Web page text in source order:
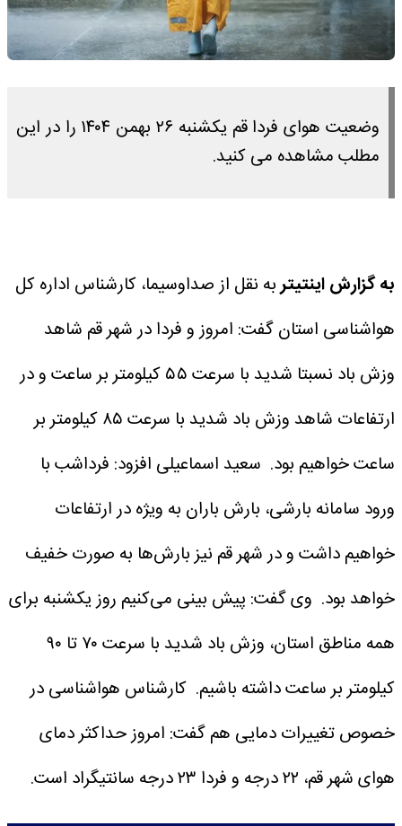
وضعیت هوای فردا قم یکشنبه ۲۶ بهمن ۱۴۰۴ را در این
مطلب مشاهده می کنید.
به گزارش اینتیتربه نقل از صداوسیما، کارشناس اداره کل
هواشناسی استان گفت: امروز و فردا در شهر قم شاهد
وزش باد نسبتا شدید با سرعت ۵۵ کیلومتر بر ساعت و در
ارتفاعات شاهد وزش باد شدید با سرعت ۸۵ کیلومتر بر
ساعت خواهیم بود. سعید اسماعیلی افزود: فرداشب با
ورود سامانه بارشی، بارش باران به ویژه در ارتفاعات
خواهیم داشت و در شهر قم نیز بارش‌ها به صورت خفیف
خواهد بود. وی گفت: پیش بینی می‌کنیم روز یکشنبه برای
همه مناطق استان، وزش باد شدید با سرعت ۷۰ تا ۹۰
کیلومتر بر ساعت داشته باشیم. کارشناس هواشناسی در
خصوص تغییرات دمایی هم گفت: امروز حداکثر دمای
هوای شهر قم، ۲۲ درجه و فردا ۲۳ درجه سانتیگراد است.